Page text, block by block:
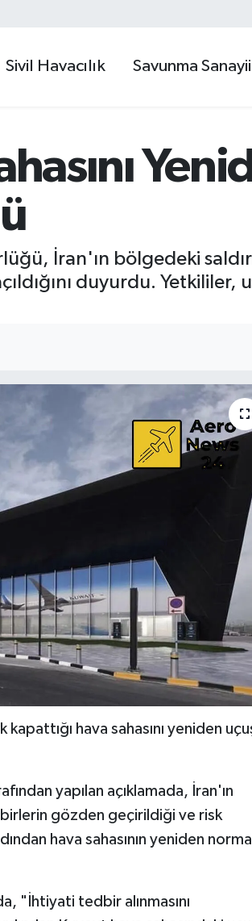
Sivil Havacılık Savunma Sanayii
İran'ın bölgedeki
duyurdu.
hava sahasını yeniden
yapılan açıklamada, İran'ın
gözden geçirildiği ve risk
hava sahasının yeniden normal
"İhtiyati tedbir alınmasını